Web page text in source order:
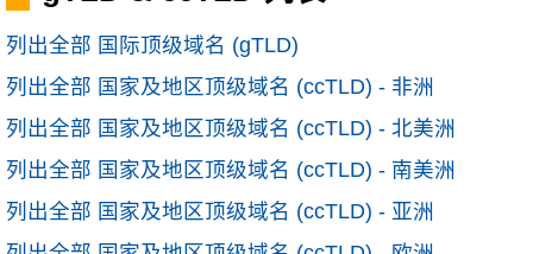
列出全部 国际顶级域名 (gTLD)
列出全部 国家及地区顶级域名 (ccTLD) - 非洲
列出全部 国家及地区顶级域名 (ccTLD) - 北美洲
列出全部 国家及地区顶级域名 (ccTLD) - 南美洲
列出全部 国家及地区顶级域名 (ccTLD) - 亚洲